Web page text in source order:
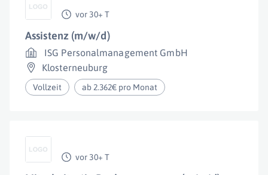
vor 30+ T
Assistenz (m/w/d)
ISG Personalmanagement GmbH
Klosterneuburg
Vollzeit ab 2.362€ pro Monat
vor 30+ T